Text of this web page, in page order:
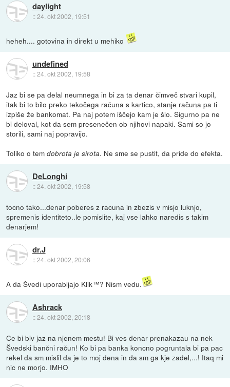
daylight
::24. okt 2002, 19:51
heheh.... gotovina in direkt u mehiko
undefined
::24. okt 2002, 19:58
Jaz bi se pa delal neumnega in bi za ta denar čimveč stvari kupil,
itak bi to bilo preko tekočega računa s kartico, stanje računa pa ti
izpiše že bankomat. Pa naj potem iščejo kam je šlo. Sigurno pa ne
bi deloval, kot da sem presenečen ob njihovi napaki. Sami so jo
storili, sami naj popravijo.
Toliko o temdobrota je sirota. Ne sme se pustit, da pride do efekta.
DeLonghi
::24. okt 2002, 19:58
tocno tako...denar poberes z racuna in zbezis v misjo luknjo,
spremenis identiteto..le pomislite, kaj vse lahko naredis s takim
denarjem!
dr.J
::24. okt 2002, 20:06
A da Švedi uporabljajo Klik™? Nism vedu.
Ashrack
::24. okt 2002, 20:18
Ce bi biv jaz na njenem mestu! Bi ves denar prenakazau na nek
Švedski bančni račun! Ko bi pa banka koncno pogruntala bi pa pac
rekel da sm mislil da je to moj dena in da sm ga kje zadel,...! Itaq mi
nic ne morjo. IMHO